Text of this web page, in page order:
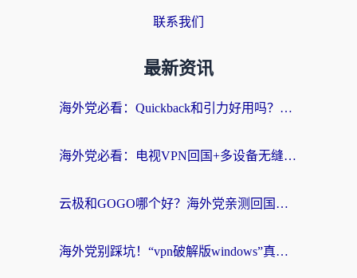
联系我们
最新资讯
海外党必看：Quickback和引力好用吗？3分钟搞懂回国加速器怎么选
海外党必看：电视VPN回国+多设备无缝访问国内资源的实用指南
云极和GOGO哪个好？海外党亲测回国加速器选择指南（附iOS免费&Windows VPN实用技巧）
海外党别踩坑！“vpn破解版windows”真的能用？教你选对回国加速器无缝刷国内资源